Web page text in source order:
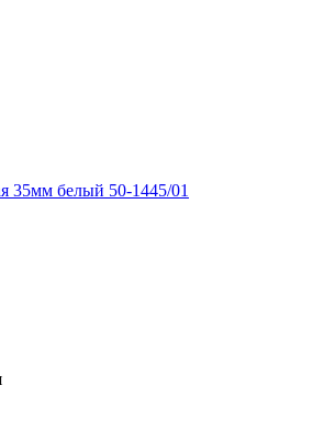
35мм белый 50-1445/01